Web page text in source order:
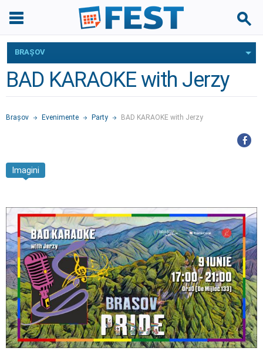
BRAŞOV
BAD KARAOKE with Jerzy
Braşov Evenimente Party BAD KARAOKE with Jerzy
Imagini